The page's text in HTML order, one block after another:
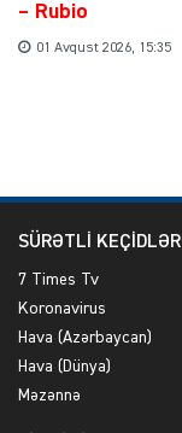
– Rubio
01 Avqust 2026, 15:35
SÜRƏTLİ KEÇİDLƏR
7 Times Tv
Koronavirus
Hava (Azərbaycan)
Hava (Dünya)
Məzənnə